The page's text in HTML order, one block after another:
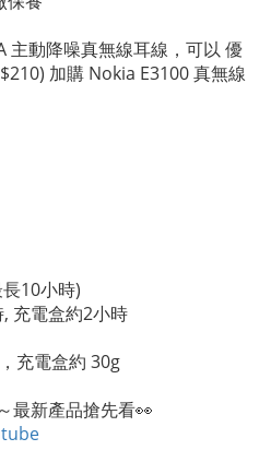
動降噪真無線耳線，可以 優
加購 Nokia E3100 真無線
10小時)
充電盒約2小時
充電盒約 30g
最新產品搶先看👀